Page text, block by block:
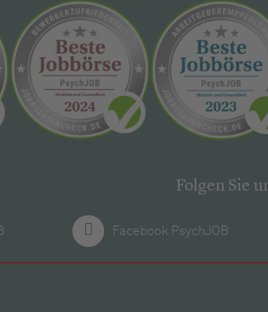
Folgen Sie
Facebook PsychJOB